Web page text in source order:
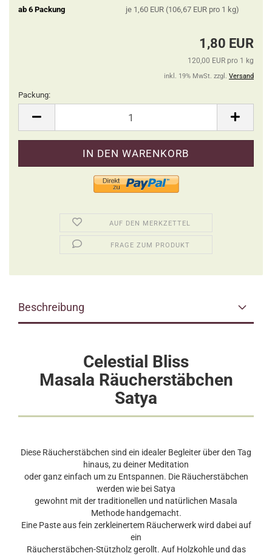
ab 6 Packung
je 1,60 EUR (106,67 EUR pro 1 kg)
1,80 EUR
120,00 EUR pro 1 kg
inkl. 19% MwSt. zzgl. Versand
Packung:
AUF DEN MERKZETTEL
FRAGE ZUM PRODUKT
Beschreibung
Celestial Bliss
Masala Räucherstäbchen
Satya
Diese Räucherstäbchen sind ein idealer Begleiter über den Tag
hinaus, zu deiner Meditation
oder ganz einfach um zu Entspannen. Die Räucherstäbchen
werden wie bei Satya
gewohnt mit der traditionellen und natürlichen Masala
Methode handgemacht.
Eine Paste aus fein zerkleinertem Räucherwerk wird dabei auf
ein
Räucherstäbchen-Stützholz gerollt. Auf Holzkohle und das